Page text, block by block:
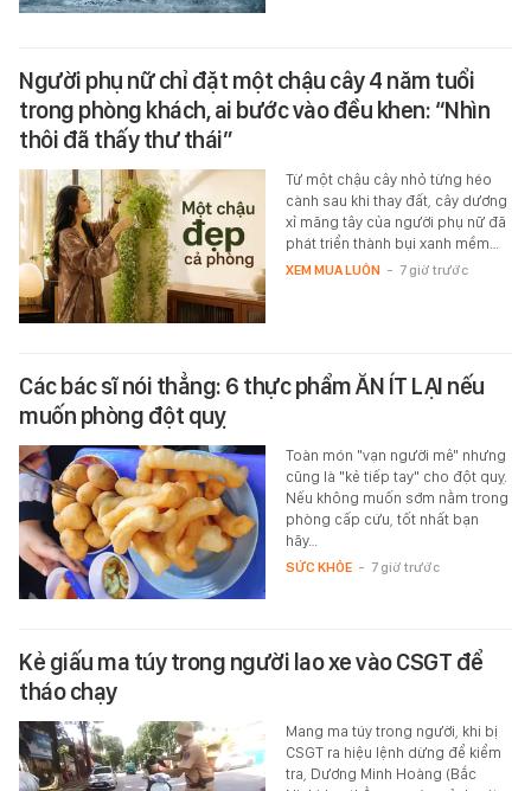
Người phụ nữ chỉ đặt một chậu cây 4 năm tuổi
trong phòng khách, ai bước vào đều khen: “Nhìn
thôi đã thấy thư thái”
Từ một chậu cây nhỏ từng héo
cành sau khi thay đất, cây dương
xỉ măng tây của người phụ nữ đã
phát triển thành bụi xanh mềm…
XEM MUA LUÔN - 7 giờ trước
Các bác sĩ nói thẳng: 6 thực phẩm ĂN ÍT LẠI nếu
muốn phòng đột quỵ
Toàn món "vạn người mê" nhưng
cũng là "kẻ tiếp tay" cho đột quỵ.
Nếu không muốn sớm nằm trong
phòng cấp cứu, tốt nhất bạn
hãy…
SỨC KHỎE - 7 giờ trước
Kẻ giấu ma túy trong người lao xe vào CSGT để
tháo chạy
Mang ma túy trong người, khi bị
CSGT ra hiệu lệnh dừng để kiểm
tra, Dương Minh Hoàng (Bắc